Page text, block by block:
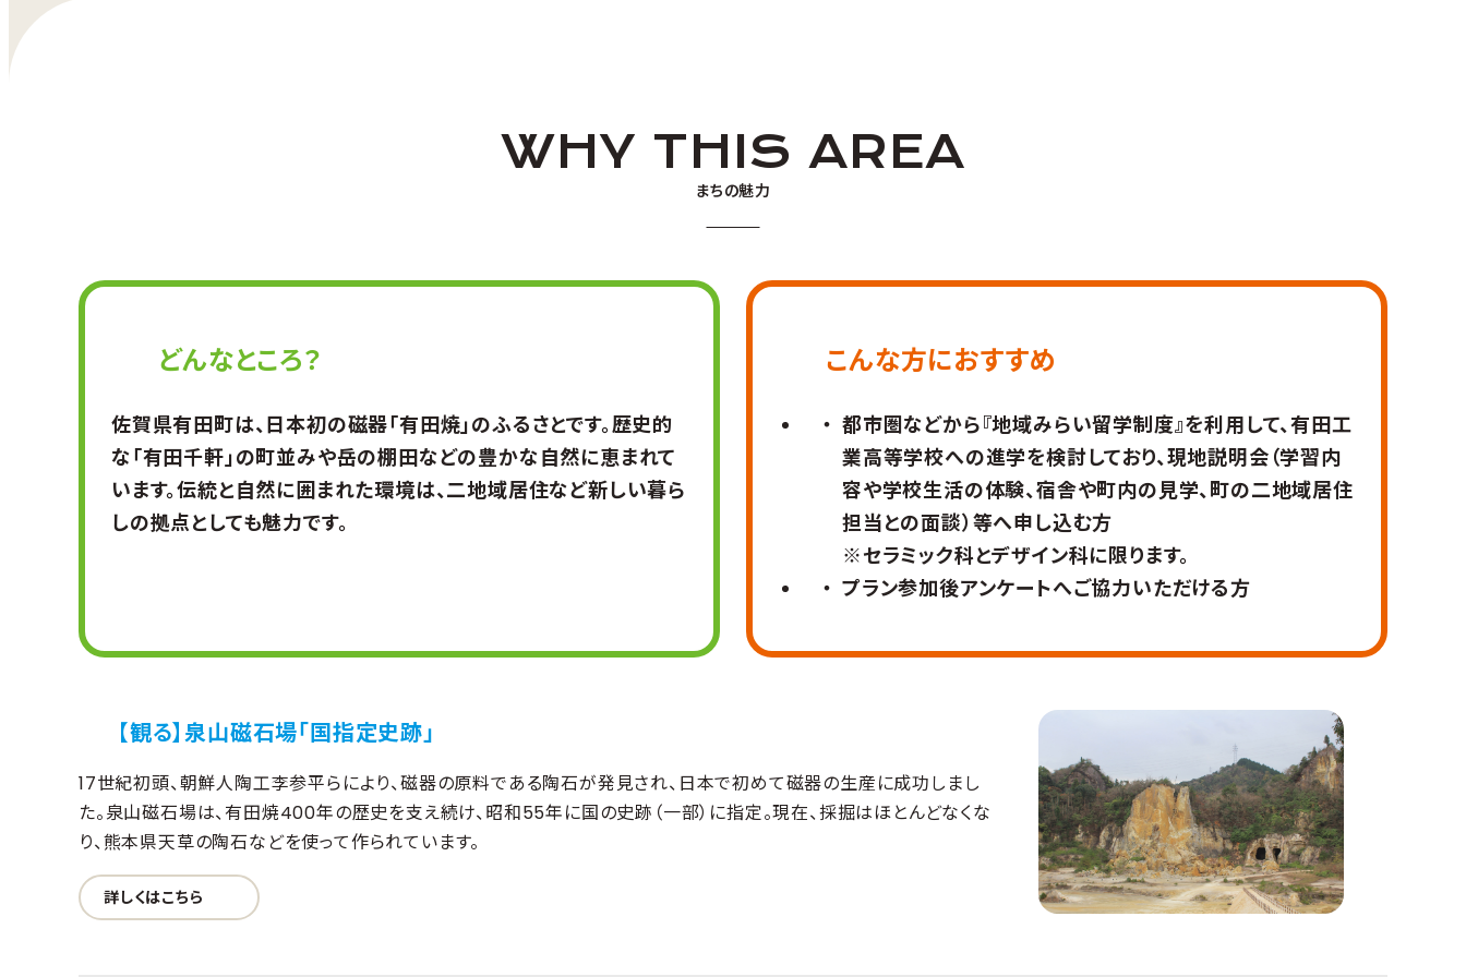
WHY THIS AREA
まちの魅力
どんなところ？
佐賀県有田町は、日本初の磁器「有田焼」のふるさとです。歴史的
な「有田千軒」の町並みや岳の棚田などの豊かな自然に恵まれて
います。伝統と自然に囲まれた環境は、二地域居住など新しい暮ら
しの拠点としても魅力です。
こんな方におすすめ
都市圏などから『地域みらい留学制度』を利用して、有田工
業高等学校への進学を検討しており、現地説明会（学習内
容や学校生活の体験、宿舎や町内の見学、町の二地域居住
担当との面談）等へ申し込む方
※セラミック科とデザイン科に限ります。
プラン参加後アンケートへご協力いただける方
【観る】泉山磁石場「国指定史跡」
17世紀初頭、朝鮮人陶工李参平らにより、磁器の原料である陶石が発見され、日本で初めて磁器の生産に成功しまし
た。泉山磁石場は、有田焼400年の歴史を支え続け、昭和55年に国の史跡（一部）に指定。現在、採掘はほとんどなくな
り、熊本県天草の陶石などを使って作られています。
詳しくはこちら